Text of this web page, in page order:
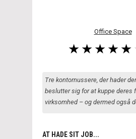
Office Space
Tre kontornussere, der hader
beslutter sig for at kuppe deres
virksomhed – og dermed også
AT HADE SIT JOB...